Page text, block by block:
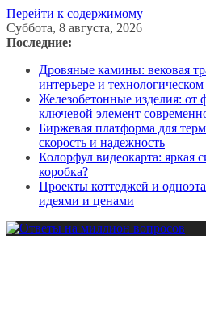
Перейти к содержимому
Суббота, 8 августа, 2026
Последние:
Дровяные камины: вековая
интерьере и
Железобетонные изделия: от
ключевой элемент
Биржевая платформа для
скорость и надежность
Колорфул видеокарта: яркая
коробка?
Проекты коттеджей и
идеями и ценами